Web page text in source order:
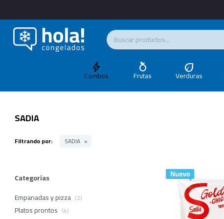
Combos Frutas Verduras
SADIA
Filtrando por: SADIA
Categorías
Empanadas y pizza (2)
Platos prontos (4)